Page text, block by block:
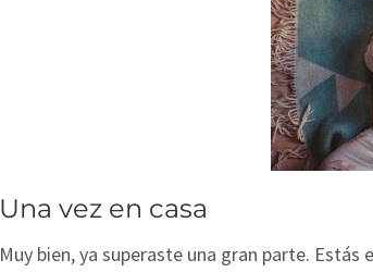
Una vez en casa
Muy bien, ya superaste una gran parte. Estás